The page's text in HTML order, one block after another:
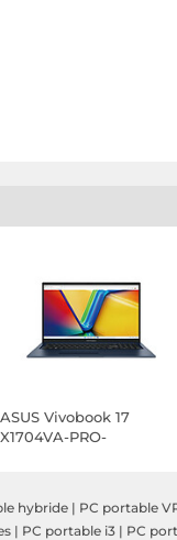
ASUS Vivobook 17
X1704VA-PRO-
hybride | PC portable
| PC portable i3 | PC